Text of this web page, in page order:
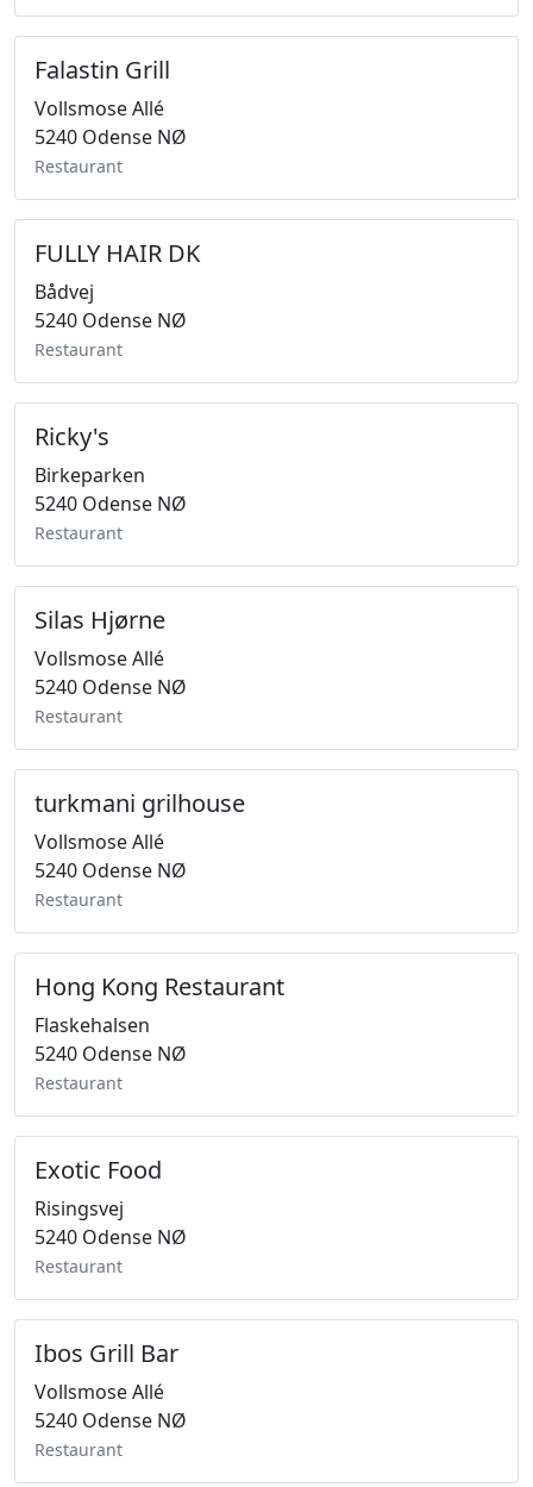
Falastin Grill
Vollsmose Allé
5240 Odense NØ
Restaurant
FULLY HAIR DK
Bådvej
5240 Odense NØ
Restaurant
Ricky's
Birkeparken
5240 Odense NØ
Restaurant
Silas Hjørne
Vollsmose Allé
5240 Odense NØ
Restaurant
turkmani grilhouse
Vollsmose Allé
5240 Odense NØ
Restaurant
Hong Kong Restaurant
Flaskehalsen
5240 Odense NØ
Restaurant
Exotic Food
Risingsvej
5240 Odense NØ
Restaurant
Ibos Grill Bar
Vollsmose Allé
5240 Odense NØ
Restaurant